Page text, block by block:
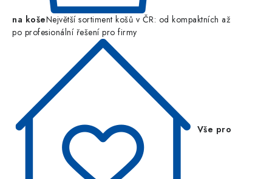
na košeNejvětší sortiment košů v ČR: od kompaktních až
po profesionální řešení pro firmy
Vše pro